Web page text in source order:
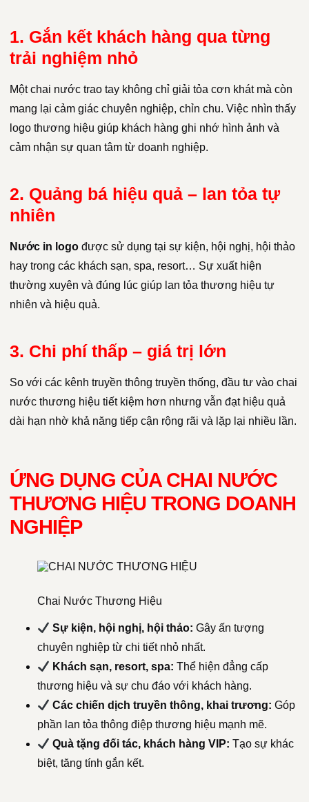
1. Gắn kết khách hàng qua từng
trải nghiệm nhỏ
Một chai nước trao tay không chỉ giải tỏa cơn khát mà còn
mang lại cảm giác chuyên nghiệp, chỉn chu. Việc nhìn thấy
logo thương hiệu giúp khách hàng ghi nhớ hình ảnh và
cảm nhận sự quan tâm từ doanh nghiệp.
2. Quảng bá hiệu quả – lan tỏa tự
nhiên
Nước in logo được sử dụng tại sự kiện, hội nghị, hội thảo
hay trong các khách sạn, spa, resort… Sự xuất hiện
thường xuyên và đúng lúc giúp lan tỏa thương hiệu tự
nhiên và hiệu quả.
3. Chi phí thấp – giá trị lớn
So với các kênh truyền thông truyền thống, đầu tư vào chai
nước thương hiệu tiết kiệm hơn nhưng vẫn đạt hiệu quả
dài hạn nhờ khả năng tiếp cận rộng rãi và lặp lại nhiều lần.
ỨNG DỤNG CỦA CHAI NƯỚC
THƯƠNG HIỆU TRONG DOANH
NGHIỆP
Chai Nước Thương Hiệu
Sự kiện, hội nghị, hội thảo: Gây ấn tượng
chuyên nghiệp từ chi tiết nhỏ nhất.
Khách sạn, resort, spa: Thể hiện đẳng cấp
thương hiệu và sự chu đáo với khách hàng.
Các chiến dịch truyền thông, khai trương: Góp
phần lan tỏa thông điệp thương hiệu mạnh mẽ.
Quà tặng đối tác, khách hàng VIP: Tạo sự khác
biệt, tăng tính gắn kết.